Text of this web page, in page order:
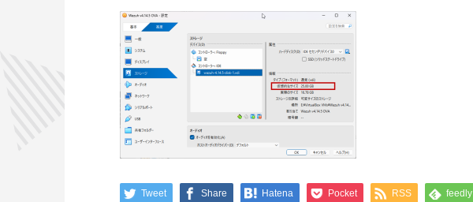
Tweet Share Hatena Pocket RSS feedly